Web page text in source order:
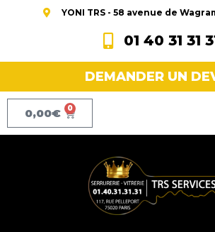
YONI TRS - 58 avenue de
01 40 31 31
DEMANDER UN
0,00€ 0